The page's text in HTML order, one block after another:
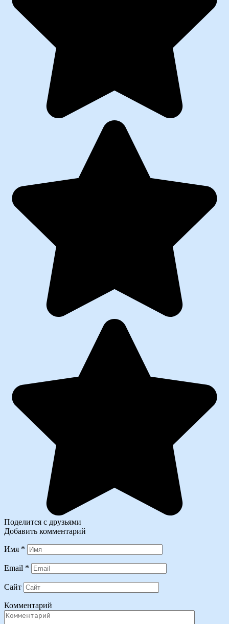
Поделится с друзьями
Добавить комментарий
Имя *
Email *
Сайт
Комментарий